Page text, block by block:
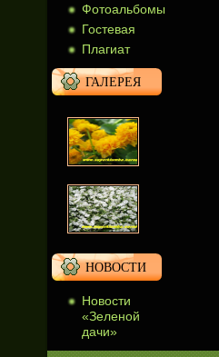
Фотоальбомы
Гостевая
Плагиат
ГАЛЕРЕЯ
НОВОСТИ
Новости
«Зеленой
дачи»